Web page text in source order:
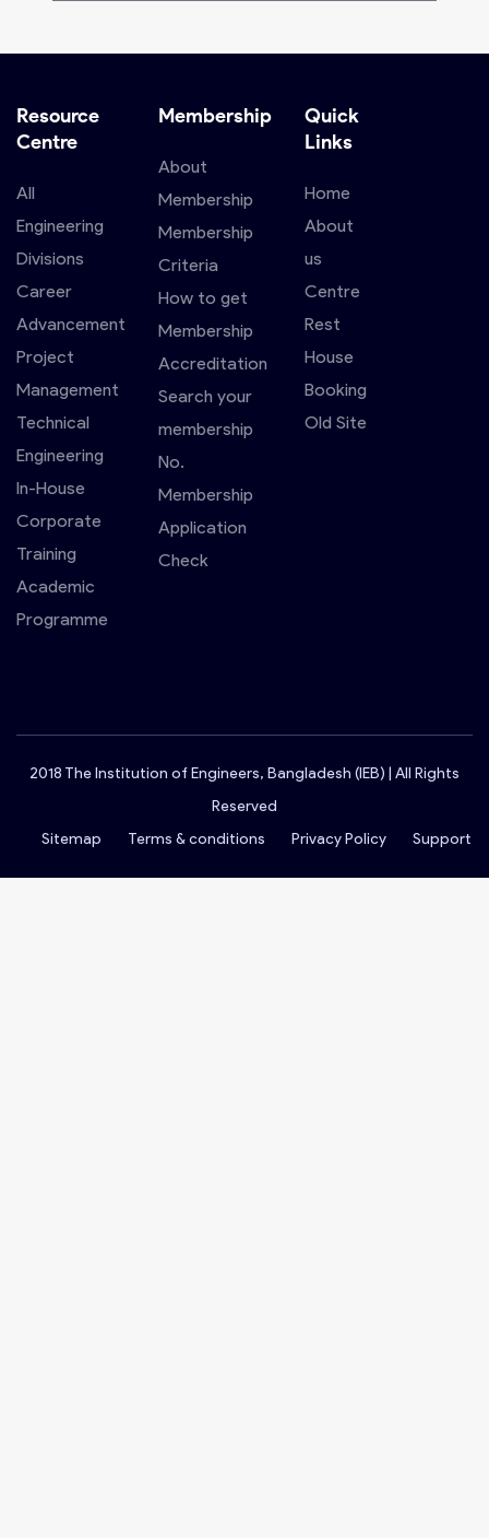
Resource
Centre
All
Engineering
Divisions
Career
Advancement
Project
Management
Technical
Engineering
In-House
Corporate
Training
Academic
Programme
Membership
About
Membership
Membership
Criteria
How to get
Membership
Accreditation
Search your
membership
No.
Membership
Application
Check
Quick
Links
Home
About
us
Centre
Rest
House
Booking
Old Site
2018 The Institution of Engineers, Bangladesh (IEB) | All Rights
Reserved
Sitemap
Terms & conditions Privacy Policy Support